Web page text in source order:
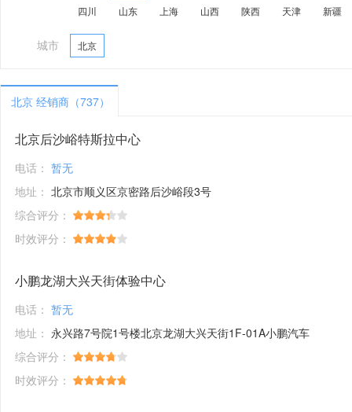
四川
山东 上海 山西 陕西 天津 新疆
城市 北京
北京 经销商（737）
北京后沙峪特斯拉中心
电话： 暂无
地址： 北京市顺义区京密路后沙峪段3号
综合评分：
时效评分：
小鹏龙湖大兴天街体验中心
电话： 暂无
地址： 永兴路7号院1号楼北京龙湖大兴天街1F-01A小鹏汽车
综合评分：
时效评分：